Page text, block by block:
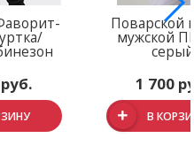
Поварской
мужской
серый
1 700
В